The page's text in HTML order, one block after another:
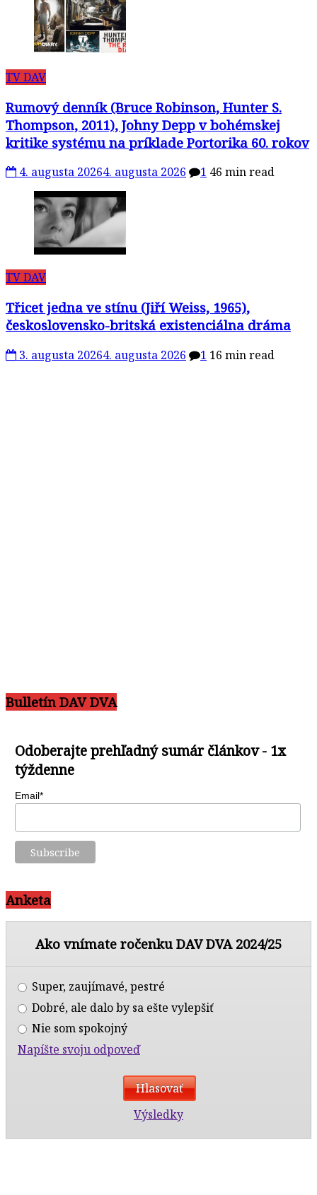
TV DAV
Rumový denník (Bruce Robinson, Hunter S.
Thompson, 2011), Johny Depp v bohémskej
kritike systému na príklade Portorika 60. rokov
4. augusta 20264. augusta 2026 1 46 min read
TV DAV
Třicet jedna ve stínu (Jiří Weiss, 1965),
československo-britská existenciálna dráma
3. augusta 20264. augusta 2026 1 16 min read
Bulletín DAV DVA
Odoberajte prehľadný sumár článkov - 1x
týždenne
Email*
Anketa
Ako vnímate ročenku DAV DVA 2024/25
Super, zaujímavé, pestré
Dobré, ale dalo by sa ešte vylepšiť
Nie som spokojný
Napíšte svoju odpoveď
Výsledky